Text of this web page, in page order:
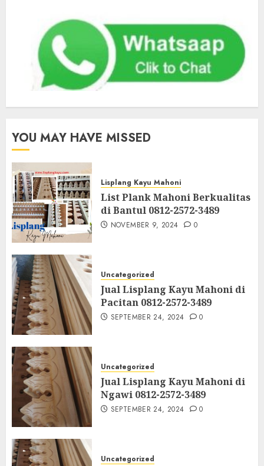
YOU MAY HAVE MISSED
Lisplang Kayu Mahoni
List Plank Mahoni Berkualitas
di Bantul 0812-2572-3489
NOVEMBER 9, 2024 0
Uncategorized
Jual Lisplang Kayu Mahoni di
Pacitan 0812-2572-3489
SEPTEMBER 24, 2024 0
Uncategorized
Jual Lisplang Kayu Mahoni di
Ngawi 0812-2572-3489
SEPTEMBER 24, 2024 0
Uncategorized